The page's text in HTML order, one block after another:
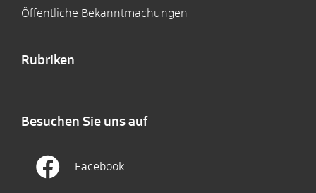
Öffentliche Bekanntmachungen
Rubriken
Besuchen Sie uns auf
Facebook